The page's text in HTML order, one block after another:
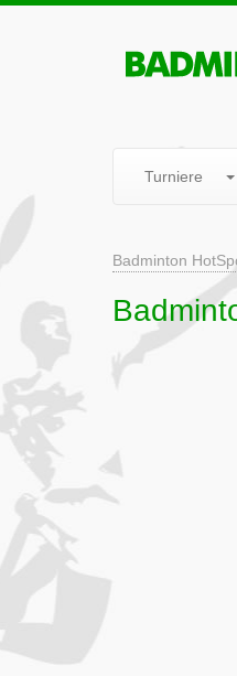
Turniere
Badminton